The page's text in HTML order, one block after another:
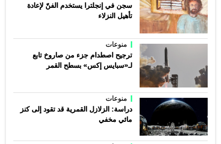
سجن في إنجلترا يستخدم الفنّ لإعادة
تأهيل النزلاء
منوعات
ترجيح اصطدام جزء من صاروخ تابع
لـ«سبايس إكس» بسطح القمر
منوعات
دراسة: الزلازل القمرية قد تقود إلى كنز
مائي مخفي